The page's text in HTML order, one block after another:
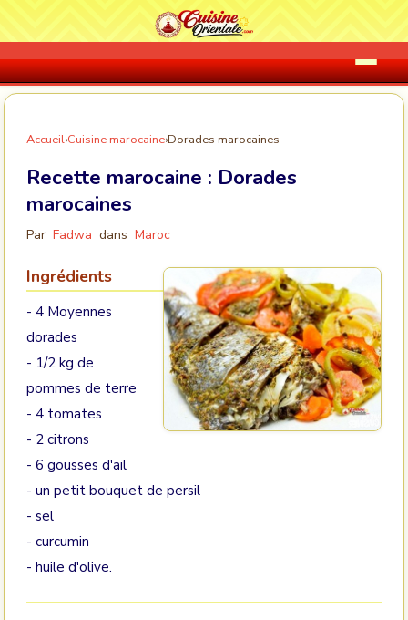
Accueil›Cuisine marocaine›Dorades marocaines
Recette marocaine : Dorades
marocaines
Par Fadwa dans Maroc
Ingrédients
- 4 Moyennes
dorades
- 1/2 kg de
pommes de terre
- 4 tomates
- 2 citrons
- 6 gousses d'ail
- un petit bouquet de persil
- sel
- curcumin
- huile d'olive.